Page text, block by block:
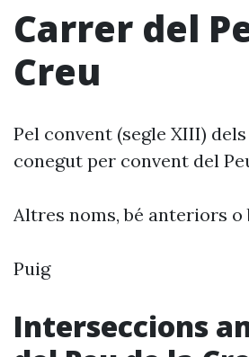
Carrer del
Creu
Pel convent (segle XIII)
conegut per convent del
Altres noms, bé anteriors o
Puig
Interseccions